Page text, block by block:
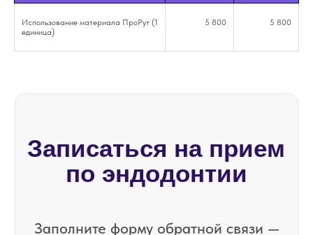
Использование материала ПроРут (1
единица)
5 800 5 800